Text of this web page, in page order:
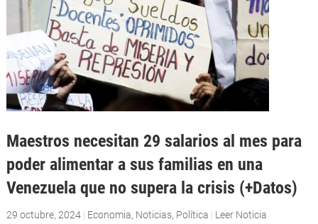
Maestros necesitan 29 salarios al mes para
poder alimentar a sus familias en una
Venezuela que no supera la crisis (+Datos)
29 octubre, 2024| Economia, Noticias, Política | Leer Noticia